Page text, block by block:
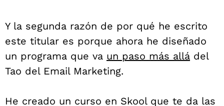
Y la segunda razón de por qué he escrito
este titular es porque ahora he diseñado
un programa que va un paso más allá del
Tao del Email Marketing.
He creado un curso en Skool que te da las